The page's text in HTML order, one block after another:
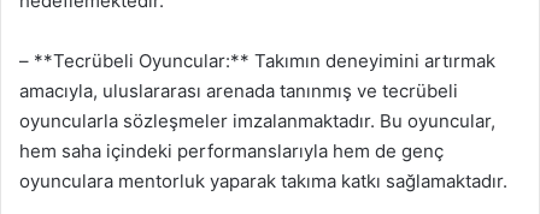
– **Tecrübeli Oyuncular:** Takımın deneyimini artırmak
amacıyla, uluslararası arenada tanınmış ve tecrübeli
oyuncularla sözleşmeler imzalanmaktadır. Bu oyuncular,
hem saha içindeki performanslarıyla hem de genç
oyunculara mentorluk yaparak takıma katkı sağlamaktadır.